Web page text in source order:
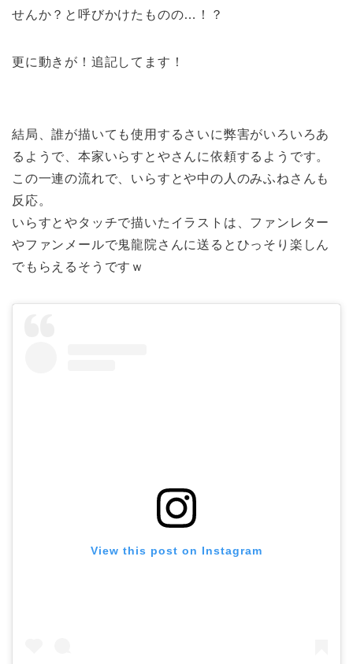
せんか？と呼びかけたものの…！？
更に動きが！追記してます！
結局、誰が描いても使用するさいに弊害がいろいろあ
るようで、本家いらすとやさんに依頼するようです。
この一連の流れで、いらすとや中の人のみふねさんも
反応。
いらすとやタッチで描いたイラストは、ファンレター
やファンメールで鬼龍院さんに送るとひっそり楽しん
でもらえるそうですｗ
View this post on Instagram